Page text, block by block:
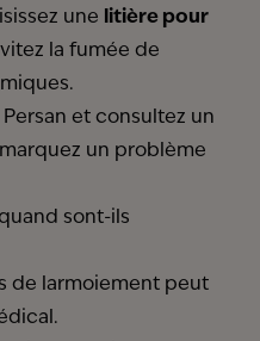
une litière pour
la fumée de
et consultez un
un problème
sont-ils
de larmoiement peut